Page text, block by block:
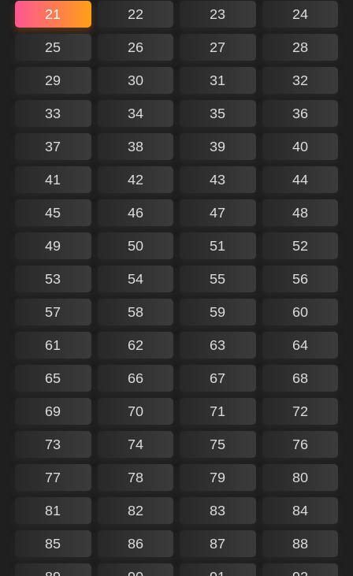
21 22 23 24
25 26 27 28
29 30 31 32
33 34 35 36
37 38 39 40
41 42 43 44
45 46 47 48
49 50 51 52
53 54 55 56
57 58 59 60
61 62 63 64
65 66 67 68
69 70 71 72
73 74 75 76
77 78 79 80
81 82 83 84
85 86 87 88